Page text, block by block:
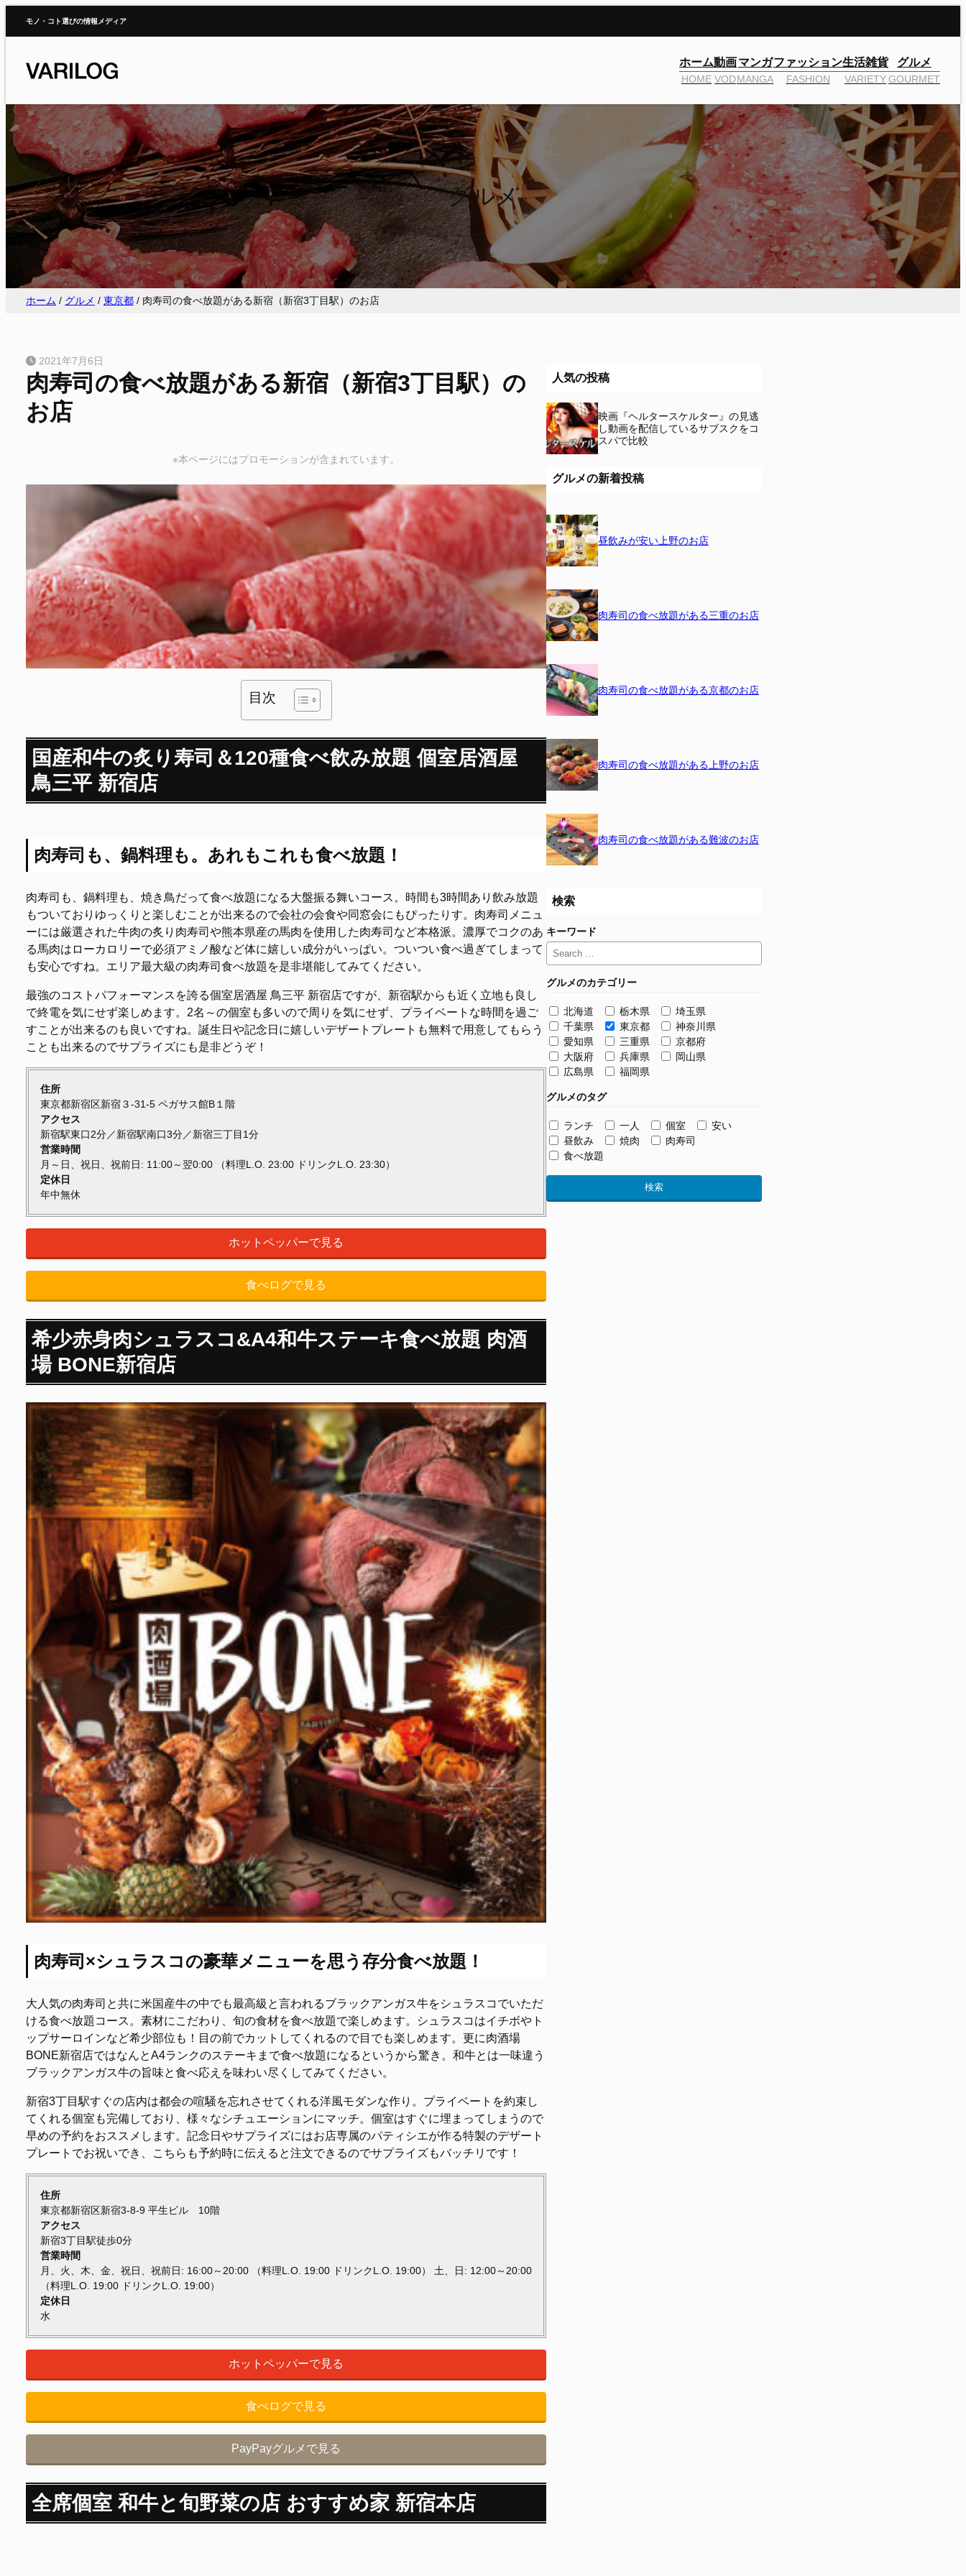
プ
モノ・コト選びの情報メディア
ホーム
HOME
動画
VOD
マンガ
MANGA
ファッション
FASHION
生活雑貨
VARIETY
グルメ
GOURMET
グルメ
ホーム / グルメ / 東京都 / 肉寿司の食べ放題がある新宿（新宿3丁目駅）のお店
2021年7月6日
肉寿司の食べ放題がある新宿（新宿3丁目駅）の
お店
※本ページにはプロモーションが含まれています。
目次
国産和牛の炙り寿司＆120種食べ飲み放題 個室居酒屋
鳥三平 新宿店
肉寿司も、鍋料理も。あれもこれも食べ放題！
肉寿司も、鍋料理も、焼き鳥だって食べ放題になる大盤振る舞いコース。時間も3時間あり飲み放題
もついておりゆっくりと楽しむことが出来るので会社の会食や同窓会にもぴったりす。肉寿司メニュ
ーには厳選された牛肉の炙り肉寿司や熊本県産の馬肉を使用した肉寿司など本格派。濃厚でコクのあ
る馬肉はローカロリーで必須アミノ酸など体に嬉しい成分がいっぱい。ついつい食べ過ぎてしまって
も安心ですね。エリア最大級の肉寿司食べ放題を是非堪能してみてください。
最強のコストパフォーマンスを誇る個室居酒屋 鳥三平 新宿店ですが、新宿駅からも近く立地も良し
で終電を気にせず楽しめます。2名～の個室も多いので周りを気にせず、プライベートな時間を過ご
すことが出来るのも良いですね。誕生日や記念日に嬉しいデザートプレートも無料で用意してもらう
ことも出来るのでサプライズにも是非どうぞ！
住所
東京都新宿区新宿３-31-5 ペガサス館B１階
アクセス
新宿駅東口2分／新宿駅南口3分／新宿三丁目1分
営業時間
月～日、祝日、祝前日: 11:00～翌0:00 （料理L.O. 23:00 ドリンクL.O. 23:30）
定休日
年中無休
ホットペッパーで見る
食べログで見る
希少赤身肉シュラスコ&A4和牛ステーキ食べ放題 肉酒
場 BONE新宿店
肉寿司×シュラスコの豪華メニューを思う存分食べ放題！
大人気の肉寿司と共に米国産牛の中でも最高級と言われるブラックアンガス牛をシュラスコでいただ
ける食べ放題コース。素材にこだわり、旬の食材を食べ放題で楽しめます。シュラスコはイチボやト
ップサーロインなど希少部位も！目の前でカットしてくれるので目でも楽しめます。更に肉酒場
BONE新宿店ではなんとA4ランクのステーキまで食べ放題になるというから驚き。和牛とは一味違う
ブラックアンガス牛の旨味と食べ応えを味わい尽くしてみてください。
新宿3丁目駅すぐの店内は都会の喧騒を忘れさせてくれる洋風モダンな作り。プライベートを約束し
てくれる個室も完備しており、様々なシチュエーションにマッチ。個室はすぐに埋まってしまうので
早めの予約をおススメします。記念日やサプライズにはお店専属のパティシエが作る特製のデザート
プレートでお祝いでき、こちらも予約時に伝えると注文できるのでサプライズもバッチリです！
住所
東京都新宿区新宿3-8-9 平生ビル 10階
アクセス
新宿3丁目駅徒歩0分
営業時間
月、火、木、金、祝日、祝前日: 16:00～20:00 （料理L.O. 19:00 ドリンクL.O. 19:00） 土、日: 12:00～20:00
（料理L.O. 19:00 ドリンクL.O. 19:00）
定休日
水
ホットペッパーで見る
食べログで見る
PayPayグルメで見る
全席個室 和牛と旬野菜の店 おすすめ家 新宿本店
人気の投稿
映画『ヘルタースケルター』の見逃
し動画を配信しているサブスクをコ
スパで比較
グルメの新着投稿
昼飲みが安い上野のお店
肉寿司の食べ放題がある三重のお店
肉寿司の食べ放題がある京都のお店
肉寿司の食べ放題がある上野のお店
肉寿司の食べ放題がある難波のお店
検索
キーワード
グルメのカテゴリー
北海道 栃木県
埼玉県
千葉県
東京都
神奈川県
愛知県
三重県
京都府
大阪府
兵庫県
岡山県
広島県
福岡県
グルメのタグ
ランチ 一人 個室
安い
昼飲み
焼肉
肉寿司
食べ放題